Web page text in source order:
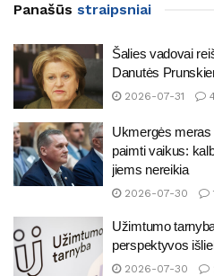
Panašūs straipsniai
Šalies vadovai
Danutės
2026-07-31
Ukmergės
paimti vaikus:
jiems nereikia
2026-07-30
Užimtumo
perspektyvos
2026-07-30